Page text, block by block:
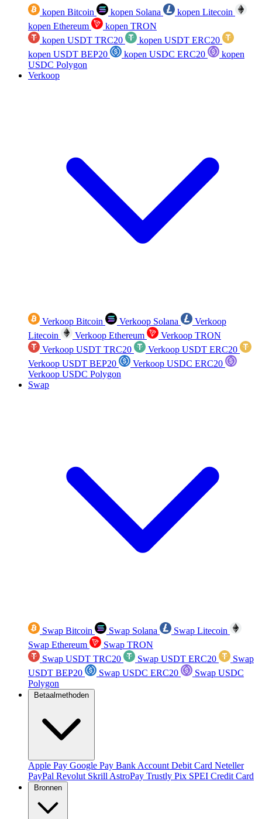
kopen Bitcoin kopen Solana
kopen Litecoin
kopen Ethereum
kopen TRON
kopen USDT TRC20
kopen USDT ERC20
kopen USDT BEP20
kopen USDC ERC20
kopen
USDC Polygon
Verkoop
Verkoop Bitcoin Verkoop Solana
Verkoop
Litecoin
Verkoop Ethereum
Verkoop TRON
Verkoop USDT TRC20
Verkoop USDT ERC20
Verkoop USDT BEP20
Verkoop USDC ERC20
Verkoop USDC Polygon
Swap
Swap Bitcoin Swap Solana
Swap Litecoin
Swap Ethereum
Swap TRON
Swap USDT TRC20
Swap USDT ERC20
Swap
USDT BEP20
Swap USDC ERC20
Swap USDC
Polygon
Betaalmethoden
Apple Pay Google Pay Bank Account Debit Card Neteller
PayPal Revolut Skrill AstroPay Trustly Pix SPEI Credit Card
Bronnen